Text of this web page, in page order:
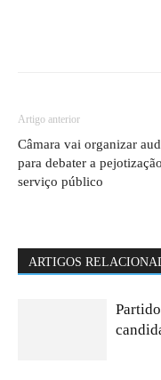
Artigo anterior
Câmara vai organizar
para debater a
serviço público
ARTIGOS